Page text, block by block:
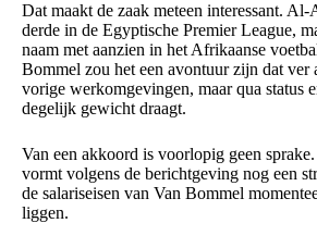
Dat maakt de zaak meteen interessant.
derde in de Egyptische Premier League,
naam met aanzien in het Afrikaanse
Bommel zou het een avontuur zijn dat ver
vorige werkomgevingen, maar qua status
degelijk gewicht draagt.
Van een akkoord is voorlopig geen
vormt volgens de berichtgeving nog een
de salariseisen van Van Bommel
liggen.